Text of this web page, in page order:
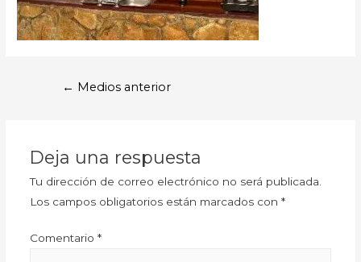
← Medios anterior
Deja una respuesta
Tu dirección de correo electrónico no será publicada.
Los campos obligatorios están marcados con *
Comentario *